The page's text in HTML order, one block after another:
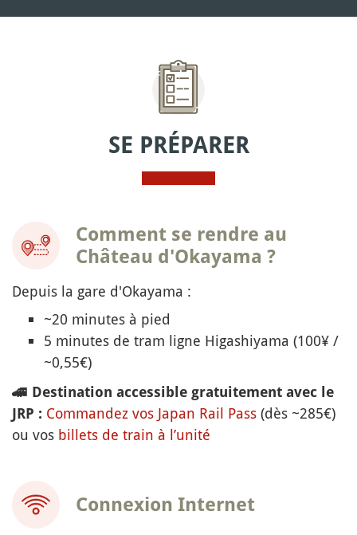
SE PRÉPARER
Comment se rendre au
Château d'Okayama ?
Depuis la gare d'Okayama :
~20 minutes à pied
5 minutes de tram ligne Higashiyama (100¥ /
~0,55€)
🚄 Destination accessible gratuitement avec le
JRP : Commandez vos Japan Rail Pass (dès ~285€)
ou vos billets de train à l’unité
Connexion Internet